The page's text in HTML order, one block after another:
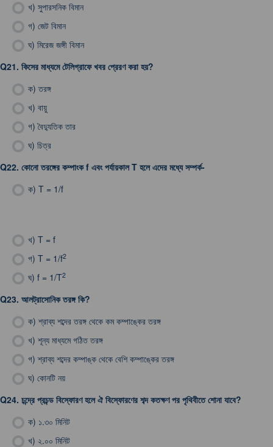
খ) সুপারসনিক বিমান
গ) জেট বিমান
ঘ) মিরেজ জঙ্গী বিমান
Q21. কিসের মাধ্যমে টেলিগ্রাফে খবর প্রেরণ করা হয়?
ক) তরঙ্গ
খ) বায়ু
গ) বৈদ্যুতিক তার
ঘ) চিত্র
Q22. কোনো তরঙ্গের কম্পাংক f এবং পর্যায়কাল T হলে এদের মধ্যে সম্পর্ক-
ক) T = 1/f
খ) T = f
গ) T = 1/f2
ঘ) f = 1/T2
Q23. আলট্রাসোনিক তরঙ্গ কি?
ক) শ্রাব্য শব্দের তরঙ্গ থেকে কম কম্পাঙ্কের তরঙ্গ
খ) শূন্য মাধ্যমে গঠিত তরঙ্গ
গ) শ্রাব্য শব্দের কম্পাঙ্ক থেকে বেশি কম্পাঙ্কের তরঙ্গ
ঘ) কোনটি নয়
Q24. চন্দ্রে প্রচন্ড বিস্ফোরণ হলে ঐ বিস্ফোরণের শব্দ কতক্ষণ পর পৃথিবীতে শোনা যাবে?
ক) ১.৩০ মিনিট
খ) ২.০০ মিনিট